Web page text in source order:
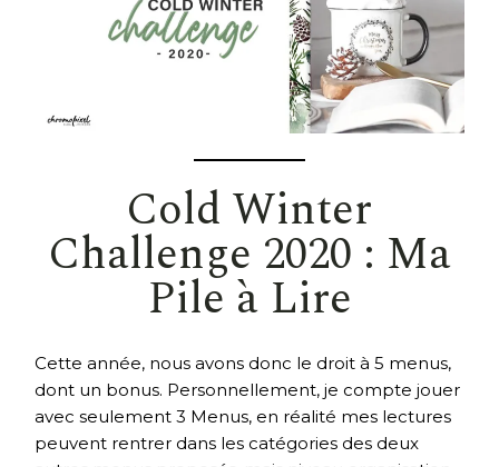
Cold Winter
Challenge 2020 : Ma
Pile à Lire
Cette année, nous avons donc le droit à 5 menus,
dont un bonus. Personnellement, je compte jouer
avec seulement 3 Menus, en réalité mes lectures
peuvent rentrer dans les catégories des deux